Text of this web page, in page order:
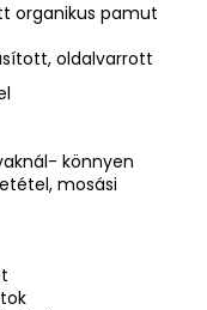
organikus pamut
oldalvarrott
könnyen
mosási